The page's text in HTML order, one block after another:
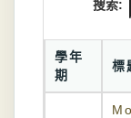
搜索:
學年
期
標